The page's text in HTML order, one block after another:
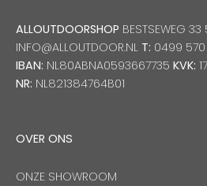
Onderhoud
ALLOUTDOORSHOP BESTSEWEG
INFO@ALLOUTDOOR.NL T: 0499 570
IBAN: NL80ABNA0593667735 KVK:
NR: NL821384764B01
OVER ONS
ONZE SHOWROOM